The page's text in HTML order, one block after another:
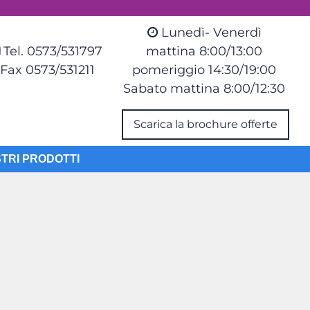
Tel. 0573/531797
Fax 0573/531211
Lunedì- Venerdì
mattina 8:00/13:00
pomeriggio 14:30/19:00
Sabato mattina 8:00/12:30
Scarica la brochure offerte
PRODOTTI